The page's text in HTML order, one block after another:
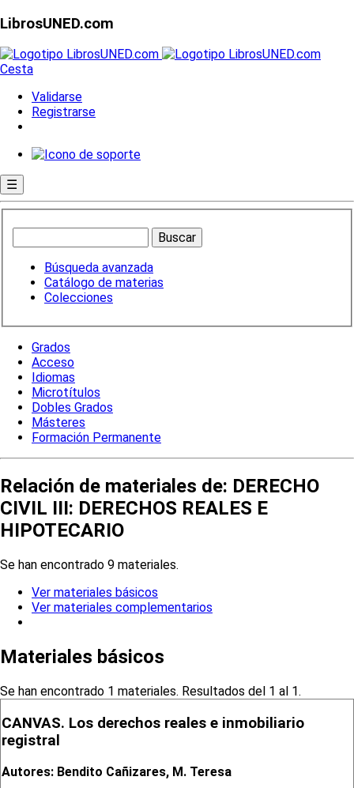
LibrosUNED.com
Cesta
Validarse
Registrarse
☰
Búsqueda avanzada
Catálogo de materias
Colecciones
Grados
Acceso
Idiomas
Microtítulos
Dobles Grados
Másteres
Formación Permanente
Relación de materiales de: DERECHO
CIVIL III: DERECHOS REALES E
HIPOTECARIO
Se han encontrado 9 materiales.
Ver materiales básicos
Ver materiales complementarios
Materiales básicos
Se han encontrado 1 materiales. Resultados del 1 al 1.
CANVAS. Los derechos reales e inmobiliario
registral
Autores: Bendito Cañizares, M. Teresa